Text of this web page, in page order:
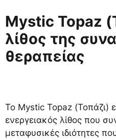
Mystic Topaz
λίθος της
θεραπείας
Το Mystic Topaz (Τοπάζι)
ενεργειακός λίθος που
μεταφυσικές ιδιότητες